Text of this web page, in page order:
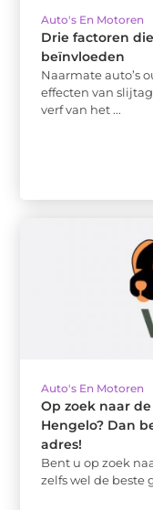
Auto's En Motoren
Drie factoren
beïnvloeden
Naarmate auto’s
effecten van
verf van het ...
Auto's En Motoren
Op zoek naar
Hengelo? Dan
adres!
Bent u op zoek
zelfs wel de beste